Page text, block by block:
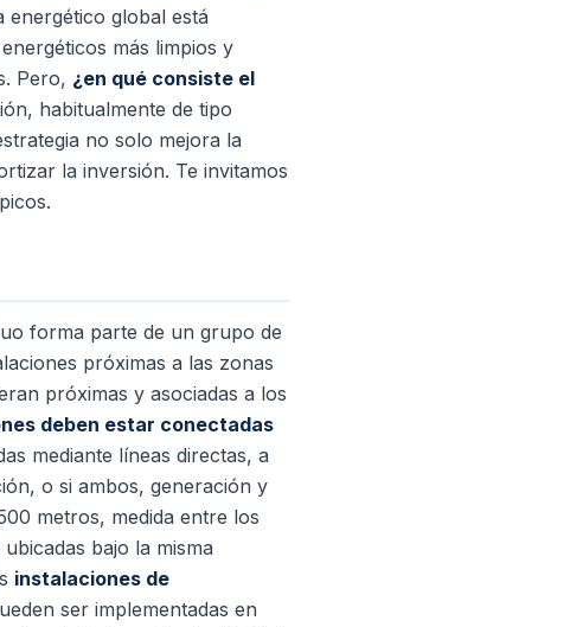
energético global está
más limpios y
Pero, ¿en qué consiste el
habitualmente de tipo
no solo mejora la
la inversión. Te invitamos
forma parte de un grupo de
próximas a las zonas
próximas y asociadas a los
deben estar conectadas
mediante líneas directas, a
o si ambos, generación y
metros, medida entre los
bajo la misma
instalaciones de
ser implementadas en